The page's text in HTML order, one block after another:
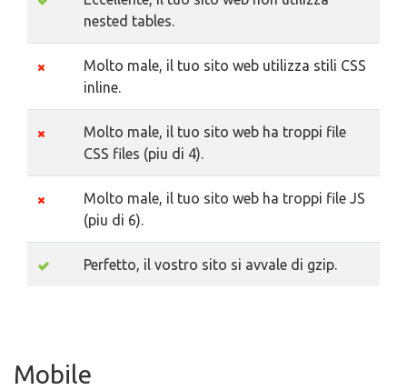
nested tables.
Molto male, il tuo sito web utilizza stili CSS
inline.
Molto male, il tuo sito web ha troppi file
CSS files (piu di 4).
Molto male, il tuo sito web ha troppi file JS
(piu di 6).
Perfetto, il vostro sito si avvale di gzip.
Mobile